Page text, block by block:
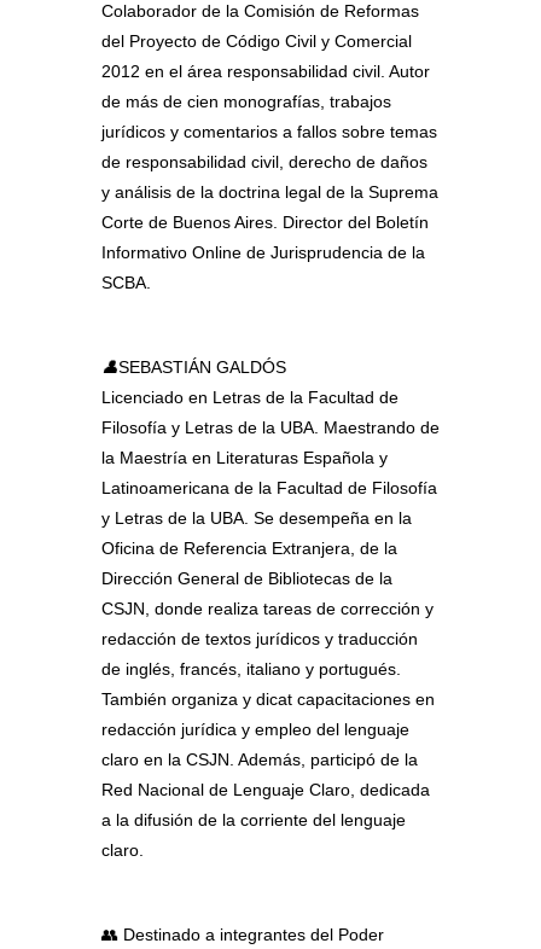
Colaborador de la Comisión de Reformas
del Proyecto de Código Civil y Comercial
2012 en el área responsabilidad civil. Autor
de más de cien monografías, trabajos
jurídicos y comentarios a fallos sobre temas
de responsabilidad civil, derecho de daños
y análisis de la doctrina legal de la Suprema
Corte de Buenos Aires. Director del Boletín
Informativo Online de Jurisprudencia de la
SCBA.
👤SEBASTIÁN GALDÓS
Licenciado en Letras de la Facultad de
Filosofía y Letras de la UBA. Maestrando de
la Maestría en Literaturas Española y
Latinoamericana de la Facultad de Filosofía
y Letras de la UBA. Se desempeña en la
Oficina de Referencia Extranjera, de la
Dirección General de Bibliotecas de la
CSJN, donde realiza tareas de corrección y
redacción de textos jurídicos y traducción
de inglés, francés, italiano y portugués.
También organiza y dicat capacitaciones en
redacción jurídica y empleo del lenguaje
claro en la CSJN. Además, participó de la
Red Nacional de Lenguaje Claro, dedicada
a la difusión de la corriente del lenguaje
claro.
👥 Destinado a integrantes del Poder